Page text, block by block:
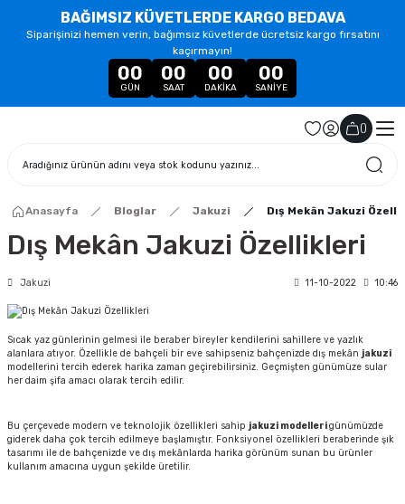
BAĞIMSIZ KÜVETLERDE KARGO BEDAVA
Siparişinizi hemen verin, bağımsız küvetlerde ücretsiz kargo fırsatını
kaçırmayın!
00
GÜN
00
SAAT
00
DAKIKA
00
SANIYE
()
Anasayfa Bloglar Jakuzi Dış Mekân Jakuzi
Dış Mekân Jakuzi Özellikleri
Jakuzi 11-10-2022 10:46
Sıcak yaz günlerinin gelmesi ile beraber bireyler kendilerini sahillere ve yazlık
alanlara atıyor. Özellikle de bahçeli bir eve sahipseniz bahçenizde dış mekân jakuzi
modellerini tercih ederek harika zaman geçirebilirsiniz. Geçmişten günümüze sular
her daim şifa amacı olarak tercih edilir.
Bu çerçevede modern ve teknolojik özellikleri sahip jakuzi modellerigünümüzde
giderek daha çok tercih edilmeye başlamıştır. Fonksiyonel özellikleri beraberinde şık
tasarımı ile de bahçenizde ve dış mekânlarda harika görünüm sunan bu ürünler
kullanım amacına uygun şekilde üretilir.